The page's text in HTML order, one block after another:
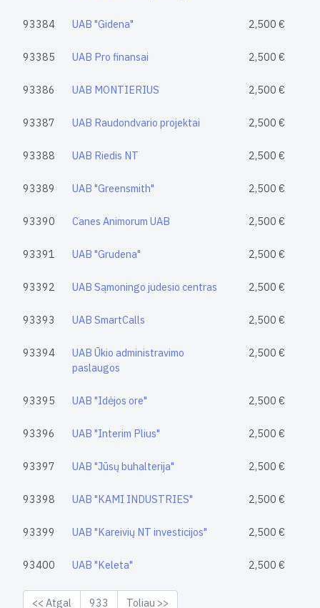
93384 UAB "Gidena" 2,500 €
93385 UAB Pro finansai 2,500 €
93386 UAB MONTIERIUS 2,500 €
93387 UAB Raudondvario projektai 2,500 €
93388 UAB Riedis NT 2,500 €
93389 UAB "Greensmith" 2,500 €
93390 Canes Animorum UAB 2,500 €
93391 UAB "Grudena" 2,500 €
93392 UAB Sąmoningo judesio centras 2,500 €
93393 UAB SmartCalls 2,500 €
93394
UAB Ūkio administravimo
paslaugos
2,500 €
93395 UAB "Idėjos ore" 2,500 €
93396 UAB "Interim Plius" 2,500 €
93397 UAB "Jūsų buhalterija" 2,500 €
93398 UAB "KAMI INDUSTRIES" 2,500 €
93399 UAB "Kareivių NT investicijos" 2,500 €
93400 UAB "Keleta" 2,500 €
<< Atgal 933 Toliau >>